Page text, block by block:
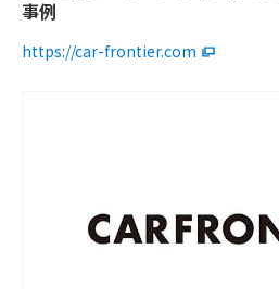
事例
https://car-frontier.com